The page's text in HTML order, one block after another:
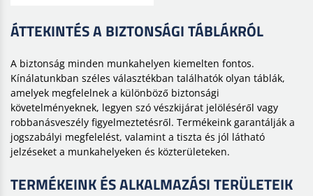
ÁTTEKINTÉS A BIZTONSÁGI TÁBLÁKRÓL
A biztonság minden munkahelyen kiemelten fontos.
Kínálatunkban széles választékban találhatók olyan táblák,
amelyek megfelelnek a különböző biztonsági
követelményeknek, legyen szó vészkijárat jelöléséről vagy
robbanásveszély figyelmeztetésről. Termékeink garantálják a
jogszabályi megfelelést, valamint a tiszta és jól látható
jelzéseket a munkahelyeken és közterületeken.
TERMÉKEINK ÉS ALKALMAZÁSI TERÜLETEIK